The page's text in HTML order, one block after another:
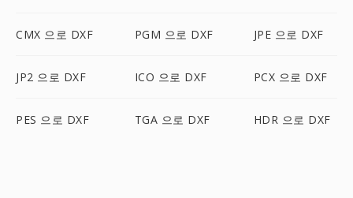
CMX 으로 DXF PGM 으로 DXF JPE 으로 DXF
JP2 으로 DXF ICO 으로 DXF PCX 으로 DXF
PES 으로 DXF TGA 으로 DXF HDR 으로 DXF